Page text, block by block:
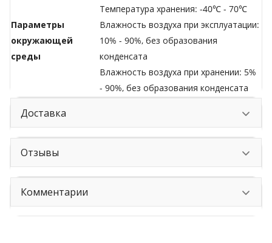
Параметры
окружающей
среды
Температура хранения: -40℃ - 70℃
Влажность воздуха при эксплуатации:
10% - 90%, без образования
конденсата
Влажность воздуха при хранении: 5%
- 90%, без образования конденсата
Доставка
Отзывы
Комментарии